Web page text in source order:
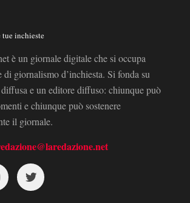
tue inchieste
è un giornale digitale che si occupa
giornalismo d’inchiesta. Si fonda su
e un editore diffuso: chiunque può
e chiunque può sostenere
il giornale.